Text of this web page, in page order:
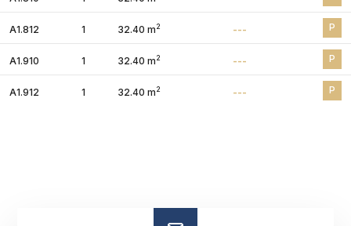
A1.812 1 32.40 m2 --- P
A1.910 1 32.40 m2 --- P
A1.912 1 32.40 m2 --- P